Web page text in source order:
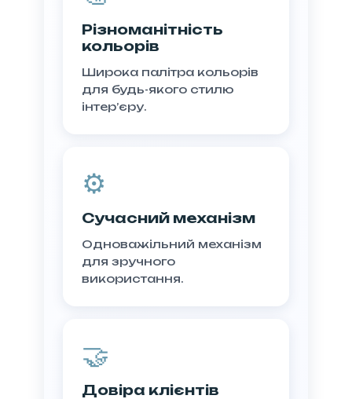
Різноманітність
кольорів
Широка палітра кольорів
для будь-якого стилю
інтер’єру.
⚙️
Сучасний механізм
Одноважільний механізм
для зручного
використання.
🤝
Довіра клієнтів